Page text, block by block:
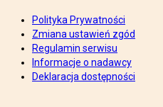
Polityka Prywatności
Zmiana ustawień zgód
Regulamin serwisu
Informacje o nadawcy
Deklaracja dostępności